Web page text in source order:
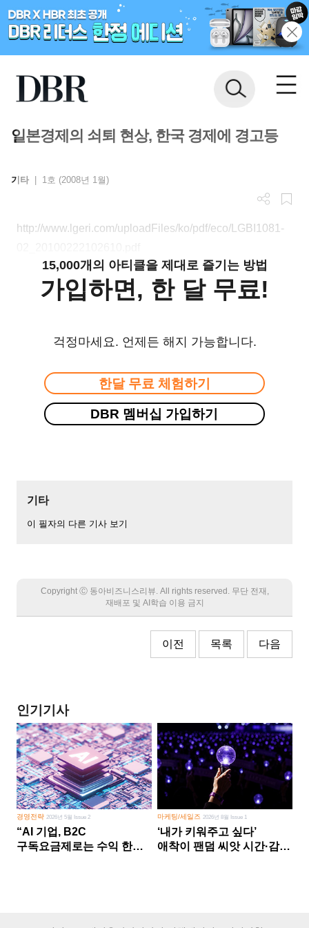
일본경제의 쇠퇴 현상, 한국 경제에 경고등
기타 1호 (2008년 1월)
http://www.lgeri.com/uploadFiles/ko/pdf/eco/LGBI1081-
15,000개의 아티클을 제대로 즐기는 방법
가입하면, 한 달 무료!
걱정마세요. 언제든 해지 가능합니다.
한달 무료 체험하기
DBR 멤버십 가입하기
기타
이 필자의 다른 기사 보기
Copyright Ⓒ 동아비즈니스리뷰. All rights reserved. 무단 전재,
재배포 및 AI학습 이용 금지
이전 목록 다음
인기기사
경영전략 2026년 5월 Issue 2
“AI 기업, B2C
구독요금제로는 수익 한계
마케팅/세일즈 2026년 8월 Issue 1
‘내가 키워주고 싶다’
애착이 팬덤 씨앗 시간·감정